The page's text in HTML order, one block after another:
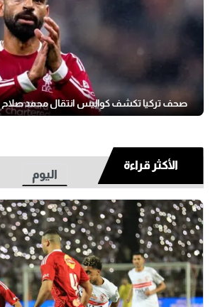
صحف تركيا تكشف كواليس انتقال محمد صلاح
الأكثر قراءة
اليوم